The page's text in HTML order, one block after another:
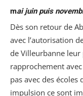
mai juin puis
Dès son retour de
avec l’autorisation
de Villeurbanne
rapprochement
pas avec des écoles
impulsion ce sont